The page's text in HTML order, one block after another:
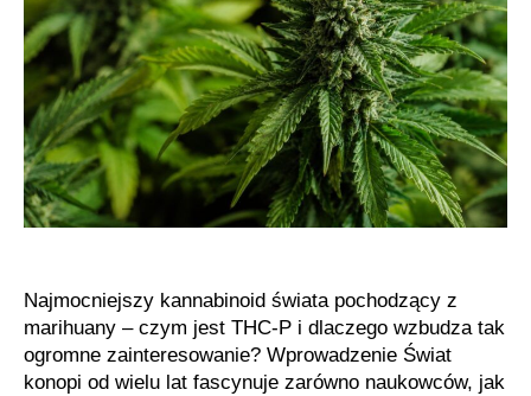
krok
po
kroku
Najmocniejszy kannabinoid świata pochodzący z
marihuany – czym jest THC-P i dlaczego wzbudza tak
ogromne zainteresowanie? Wprowadzenie Świat
konopi od wielu lat fascynuje zarówno naukowców, jak